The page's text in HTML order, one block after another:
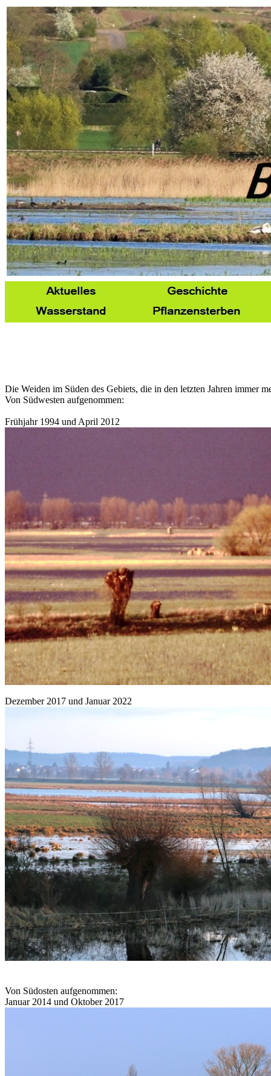
Die Weiden im Süden des Gebiets, die in den letzten Jahren immer
Von Südwesten aufgenommen:
Frühjahr 1994 und April 2012
Dezember 2017 und Januar 2022
Von Südosten aufgenommen:
Januar 2014 und Oktober 2017